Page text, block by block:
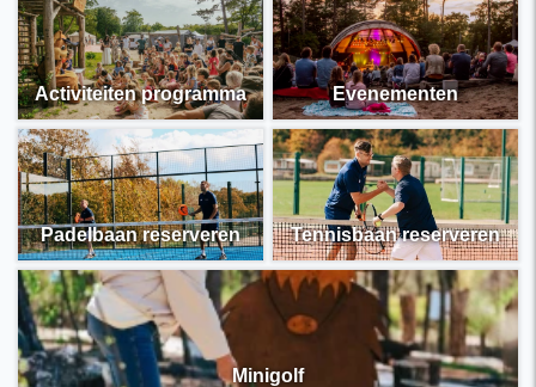
Activiteiten programma Evenementen
Padelbaan reserveren Tennisbaan reserveren
Minigolf